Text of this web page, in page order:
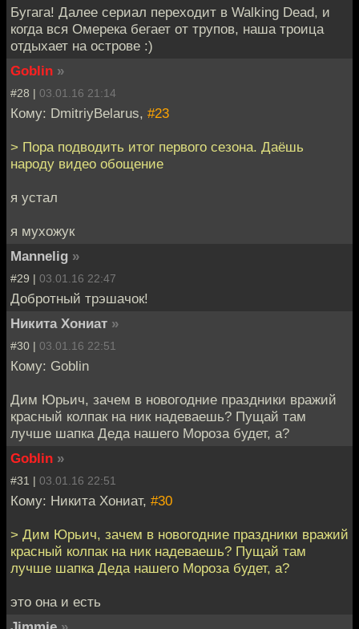
Бугага! Далее сериал переходит в Walking Dead, и
когда вся Омерека бегает от трупов, наша троица
отдыхает на острове :)
Goblin »
#28 | 03.01.16 21:14
Кому: DmitriyBelarus, #23
> Пора подводить итог первого сезона. Даёшь
народу видео обощение
я устал
я мухожук
Mannelig »
#29 | 03.01.16 22:47
Добротный трэшачок!
Никита Хониат »
#30 | 03.01.16 22:51
Кому: Goblin
Дим Юрьич, зачем в новогодние праздники вражий
красный колпак на ник надеваешь? Пущай там
лучше шапка Деда нашего Мороза будет, а?
Goblin »
#31 | 03.01.16 22:51
Кому: Никита Хониат, #30
> Дим Юрьич, зачем в новогодние праздники вражий
красный колпак на ник надеваешь? Пущай там
лучше шапка Деда нашего Мороза будет, а?
это она и есть